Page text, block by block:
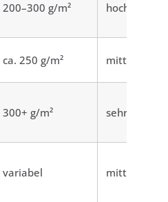
200–300 g/m² hoch
ca. 250 g/m² mittel
300+ g/m² sehr hoch
variabel mittel bis